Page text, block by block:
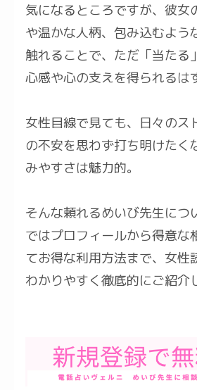
気になるところですが、彼女
や温かな人柄、包み込むよう
触れることで、ただ「当たる
心感や心の支えを得られるは
女性目線で見ても、日々のス
の不安を思わず打ち明けたく
みやすさは魅力的。
そんな頼れるめいび先生につ
ではプロフィールから得意な
てお得な利用方法まで、女性
わかりやすく徹底的にご紹介